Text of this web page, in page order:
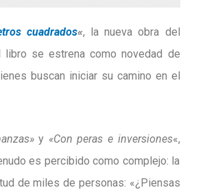
cuadrados«, la nueva obra del
libro se estrena como novedad de
buscan iniciar su camino en el
y «Con peras e inversiones«,
es percibido como complejo: la
de miles de personas: «¿Piensas